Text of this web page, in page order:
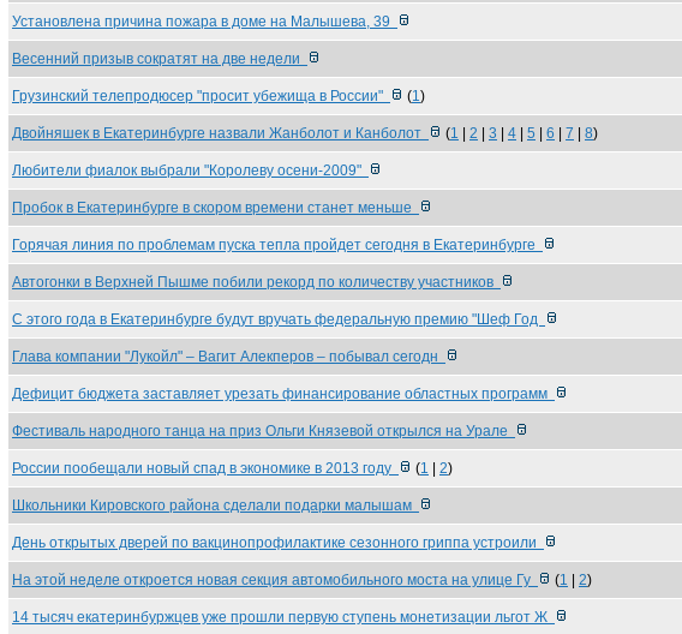
Установлена причина пожара в доме на Малышева, 39
Весенний призыв сократят на две недели
Грузинский телепродюсер "просит убежища в России" (1)
Двойняшек в Екатеринбурге назвали Жанболот и Канболот (1 2 3 4 5 6 7 8)
Любители фиалок выбрали "Королеву осени-2009"
Пробок в Екатеринбурге в скором времени станет меньше
Горячая линия по проблемам пуска тепла пройдет сегодня в Екатеринбурге
Автогонки в Верхней Пышме побили рекорд по количеству участников
С этого года в Екатеринбурге будут вручать федеральную премию "Шеф Год
Глава компании "Лукойл" – Вагит Алекперов – побывал сегодн
Дефицит бюджета заставляет урезать финансирование областных программ
Фестиваль народного танца на приз Ольги Князевой открылся на Урале
России пообещали новый спад в экономике в 2013 году (1 2)
Школьники Кировского района сделали подарки малышам
День открытых дверей по вакцинопрофилактике сезонного гриппа устроили
На этой неделе откроется новая секция автомобильного моста на улице Гу (1 2)
14 тысяч екатеринбуржцев уже прошли первую ступень монетизации льгот Ж